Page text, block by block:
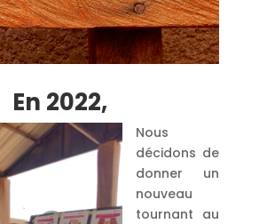
En 2022,
Nous
décidons de
donner un
nouveau
tournant au